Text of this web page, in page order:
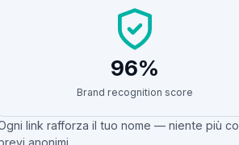
96%
Brand recognition score
link rafforza il tuo nome — niente più
anonimi.